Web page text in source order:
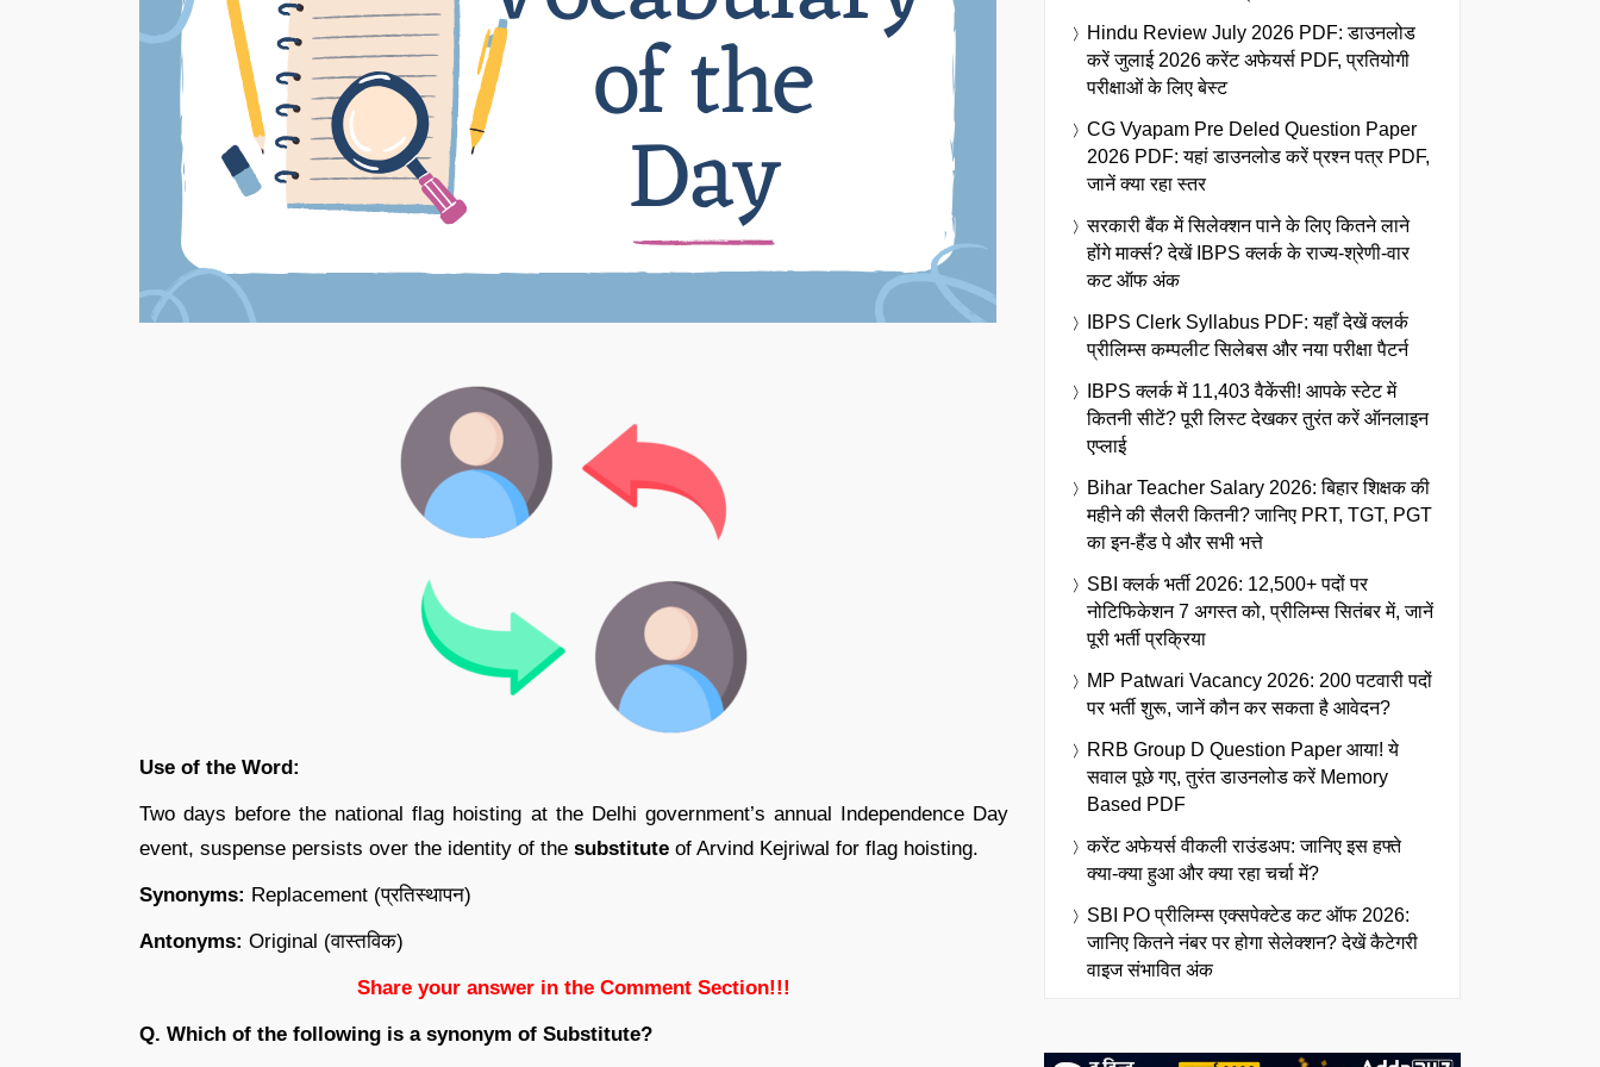
Use of the Word:
Two days before the national flag hoisting at the Delhi government’s annual Independence Day
event, suspense persists over the identity of the substitute of Arvind Kejriwal for flag hoisting.
Synonyms: Replacement (प्रतिस्थापन)
Antonyms: Original (वास्तविक)
Share your answer in the Comment Section!!!
Q. Which of the following is a synonym of Substitute?
Hindu Review July 2026 PDF: डाउनलोड
करें जुलाई 2026 करेंट अफेयर्स PDF, प्रतियोगी
परीक्षाओं के लिए बेस्ट
CG Vyapam Pre Deled Question Paper
2026 PDF: यहां डाउनलोड करें प्रश्न पत्र PDF,
जानें क्या रहा स्तर
सरकारी बैंक में सिलेक्शन पाने के लिए कितने लाने
होंगे मार्क्स? देखें IBPS क्लर्क के राज्य-श्रेणी-वार
कट ऑफ अंक
IBPS Clerk Syllabus PDF: यहाँ देखें क्लर्क
प्रीलिम्स कम्पलीट सिलेबस और नया परीक्षा पैटर्न
IBPS क्लर्क में 11,403 वैकेंसी! आपके स्टेट में
कितनी सीटें? पूरी लिस्ट देखकर तुरंत करें ऑनलाइन
एप्लाई
Bihar Teacher Salary 2026: बिहार शिक्षक की
महीने की सैलरी कितनी? जानिए PRT, TGT, PGT
का इन-हैंड पे और सभी भत्ते
SBI क्लर्क भर्ती 2026: 12,500+ पदों पर
नोटिफिकेशन 7 अगस्त को, प्रीलिम्स सितंबर में, जानें
पूरी भर्ती प्रक्रिया
MP Patwari Vacancy 2026: 200 पटवारी पदों
पर भर्ती शुरू, जानें कौन कर सकता है आवेदन?
RRB Group D Question Paper आया! ये
सवाल पूछे गए, तुरंत डाउनलोड करें Memory
Based PDF
करेंट अफेयर्स वीकली राउंडअप: जानिए इस हफ्ते
क्या-क्या हुआ और क्या रहा चर्चा में?
SBI PO प्रीलिम्स एक्सपेक्टेड कट ऑफ 2026:
जानिए कितने नंबर पर होगा सेलेक्शन? देखें कैटेगरी
वाइज संभावित अंक